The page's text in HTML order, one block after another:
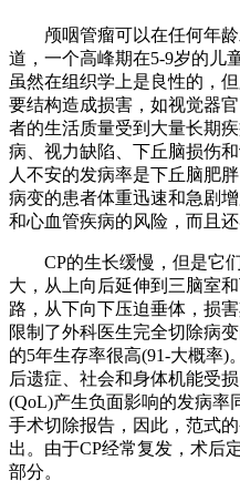
颅咽管瘤可以在任何年龄
道，一个高峰期在5-9岁的儿
虽然在组织学上是良性的，
要结构造成损害，如视觉器
者的生活质量受到大量长期
病、视力缺陷、下丘脑损伤
人不安的发病率是下丘脑肥
病变的患者体重迅速和急剧
和心血管疾病的风险，而且
CP的生长缓慢，但是它们
大，从上向后延伸到三脑室
路，从下向下压迫垂体，损
限制了外科医生完全切除病
的5年生存率很高(91-大概率)
后遗症、社会和身体机能受
(QoL)产生负面影响的发病率
手术切除报告，因此，范式
出。由于CP经常复发，术后
部分。